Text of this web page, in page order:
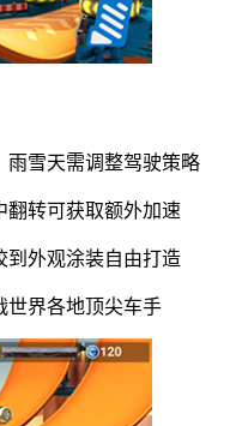
雨雪天需调整驾驶策略
翻转可获取额外加速
到外观涂装自由打造
世界各地顶尖车手